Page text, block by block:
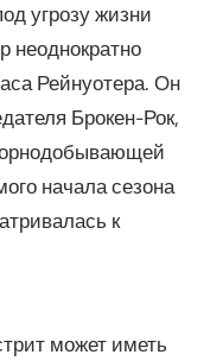
угрозу жизни
неоднократно
Рейнуотера. Он
Брокен-Рок,
начала сезона
к
может иметь